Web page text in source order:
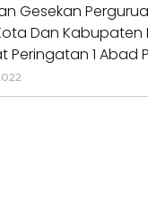
Gesekan
Dan Kabupaten
Peringatan 1 Abad